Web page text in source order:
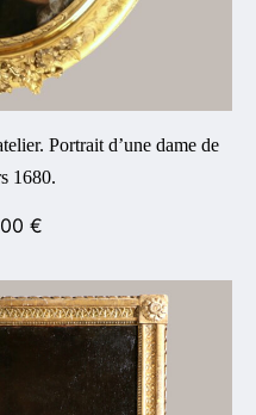
Portrait d’une dame de
1680.
€